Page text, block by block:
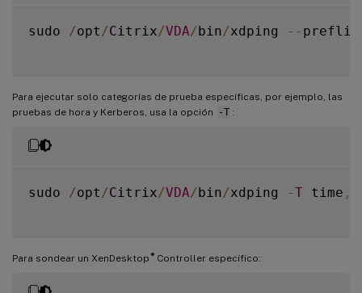
sudo /opt /Citrix/VDA/bin/xdping --
Para ejecutar solo categorías de prueba específicas, por ejemplo, las
pruebas de hora y Kerberos, usa la opción
-T :
sudo /opt /Citrix/VDA/bin/xdping -T time ,
Para sondear un XenDesktop ®Controller específico: